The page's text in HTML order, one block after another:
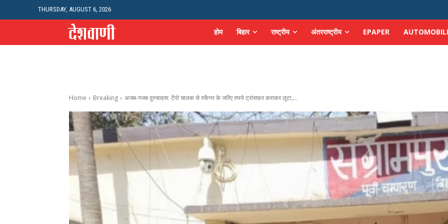
THURSDAY, AUGUST 6, 2026
होम बिहार राष्ट्रीय अंतरराष्ट्रीय EPAPER
Home Breaking अजब-गजब दुस्साहस: टेंपो चालक से स्कैनर के जरिए रुपये ट्रांसफ़र कराकर लूटा,...